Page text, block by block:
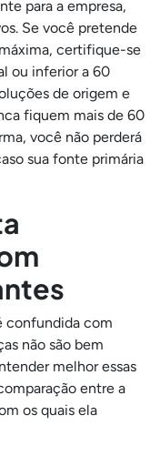
para a empresa,
Se você pretende
certifique-se
ou inferior a 60
de origem e
fiquem mais de 60
você não perderá
sua fonte primária
confundida com
não são bem
melhor essas
entre a
os quais ela